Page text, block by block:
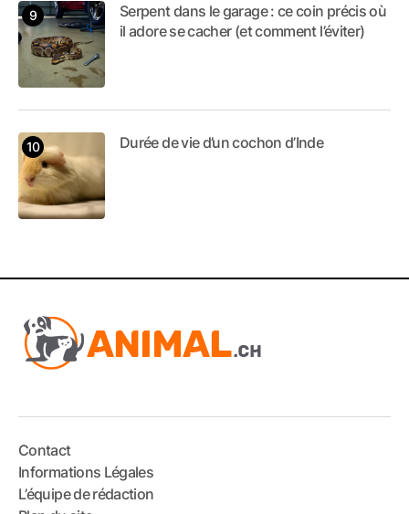
Serpent dans le garage : ce coin précis où
il adore se cacher (et comment l’éviter)
Durée de vie d’un cochon d’Inde
Contact
Informations Légales
L’équipe de rédaction